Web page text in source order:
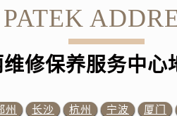
后服务中心（需提前预约）
售后服务中心（需提前预约）
尔敦路交叉口百达翡丽售后服务
（需提前预约）
PATEK
维修保养服务中心
州 长沙 杭州 宁波 厦门